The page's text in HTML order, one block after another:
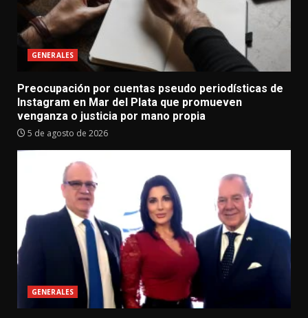
GENERALES
Preocupación por cuentas pseudo periodísticas de
Instagram en Mar del Plata que promueven
venganza o justicia por mano propia
5 de agosto de 2026
GENERALES